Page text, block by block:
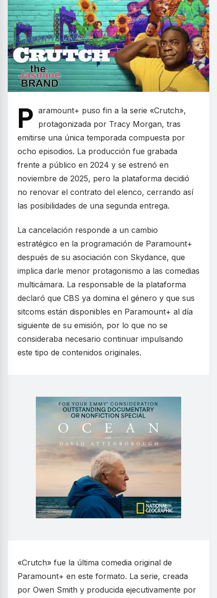
P aramount+ puso fin a la serie «Crutch»,
protagonizada por Tracy Morgan, tras
emitirse una única temporada compuesta por
ocho episodios. La producción fue grabada
frente a público en 2024 y se estrenó en
noviembre de 2025, pero la plataforma decidió
no renovar el contrato del elenco, cerrando así
las posibilidades de una segunda entrega.
La cancelación responde a un cambio
estratégico en la programación de Paramount+
después de su asociación con Skydance, que
implica darle menor protagonismo a las comedias
multicámara. La responsable de la plataforma
declaró que CBS ya domina el género y que sus
sitcoms están disponibles en Paramount+ al día
siguiente de su emisión, por lo que no se
consideraba necesario continuar impulsando
este tipo de contenidos originales.
«Crutch» fue la última comedia original de
Paramount+ en este formato. La serie, creada
por Owen Smith y producida ejecutivamente por